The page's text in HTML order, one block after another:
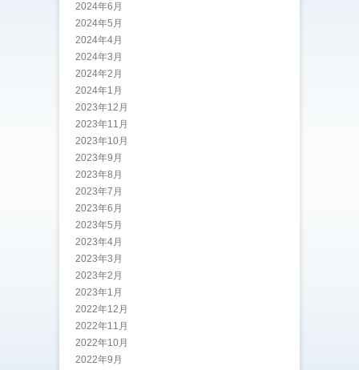
2024年6月
2024年5月
2024年4月
2024年3月
2024年2月
2024年1月
2023年12月
2023年11月
2023年10月
2023年9月
2023年8月
2023年7月
2023年6月
2023年5月
2023年4月
2023年3月
2023年2月
2023年1月
2022年12月
2022年11月
2022年10月
2022年9月